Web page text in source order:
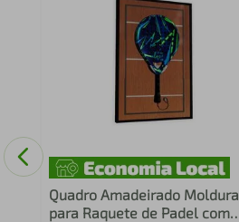
Quadro Amadeirado Moldura
para Raquete de Padel com